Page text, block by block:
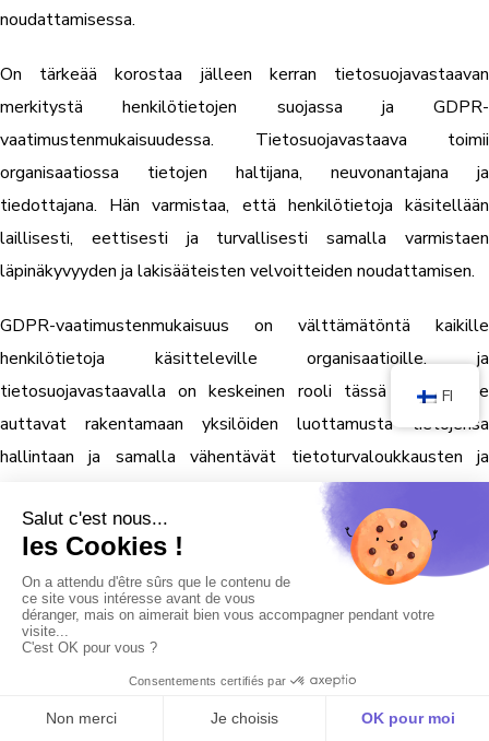
noudattamisessa.
On tärkeää korostaa jälleen kerran tietosuojavastaavan
merkitystä henkilötietojen suojassa ja GDPR-
vaatimustenmukaisuudessa. Tietosuojavastaava toimii
organisaatiossa tietojen haltijana, neuvonantajana ja
tiedottajana. Hän varmistaa, että henkilötietoja käsitellään
laillisesti, eettisesti ja turvallisesti samalla varmistaen
läpinäkyvyyden ja lakisääteisten velvoitteiden noudattamisen.
GDPR-vaatimustenmukaisuus on välttämätöntä kaikille
henkilötietoja käsitteleville organisaatioille, ja
tietosuojavastaavalla on keskeinen rooli tässä työssä. He
auttavat rakentamaan yksilöiden luottamusta tietojensa
hallintaan ja samalla vähentävät tietoturvaloukkausten ja
Viime kädessä tietosuojavastaava on keskeinen toimija
tietosuojakentässä, ja hänen roolinsa on vain korostumassa
yksilöiden yksityisyyttä koskevien huolenaiheiden kasvaessa.
Organisaatiot, jotka investoivat ammattitaitoiseen ja
asiantuntevaan tietosuojavastaavaan, ovat paremmin
valmistautuneita navigoimaan monimutkaisessa
FI